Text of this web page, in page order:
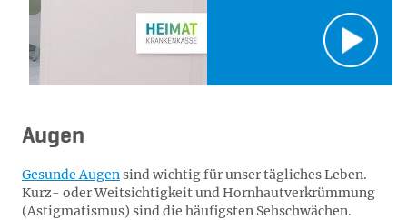
Augen
Gesunde Augensind wichtig für unser tägliches Leben.
Kurz- oder Weitsichtigkeit und Hornhautverkrümmung
(Astigmatismus) sind die häufigsten Sehschwächen.